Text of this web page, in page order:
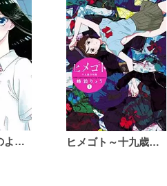
恋は雨上がりのように ヒメゴト～十九歳の制服～